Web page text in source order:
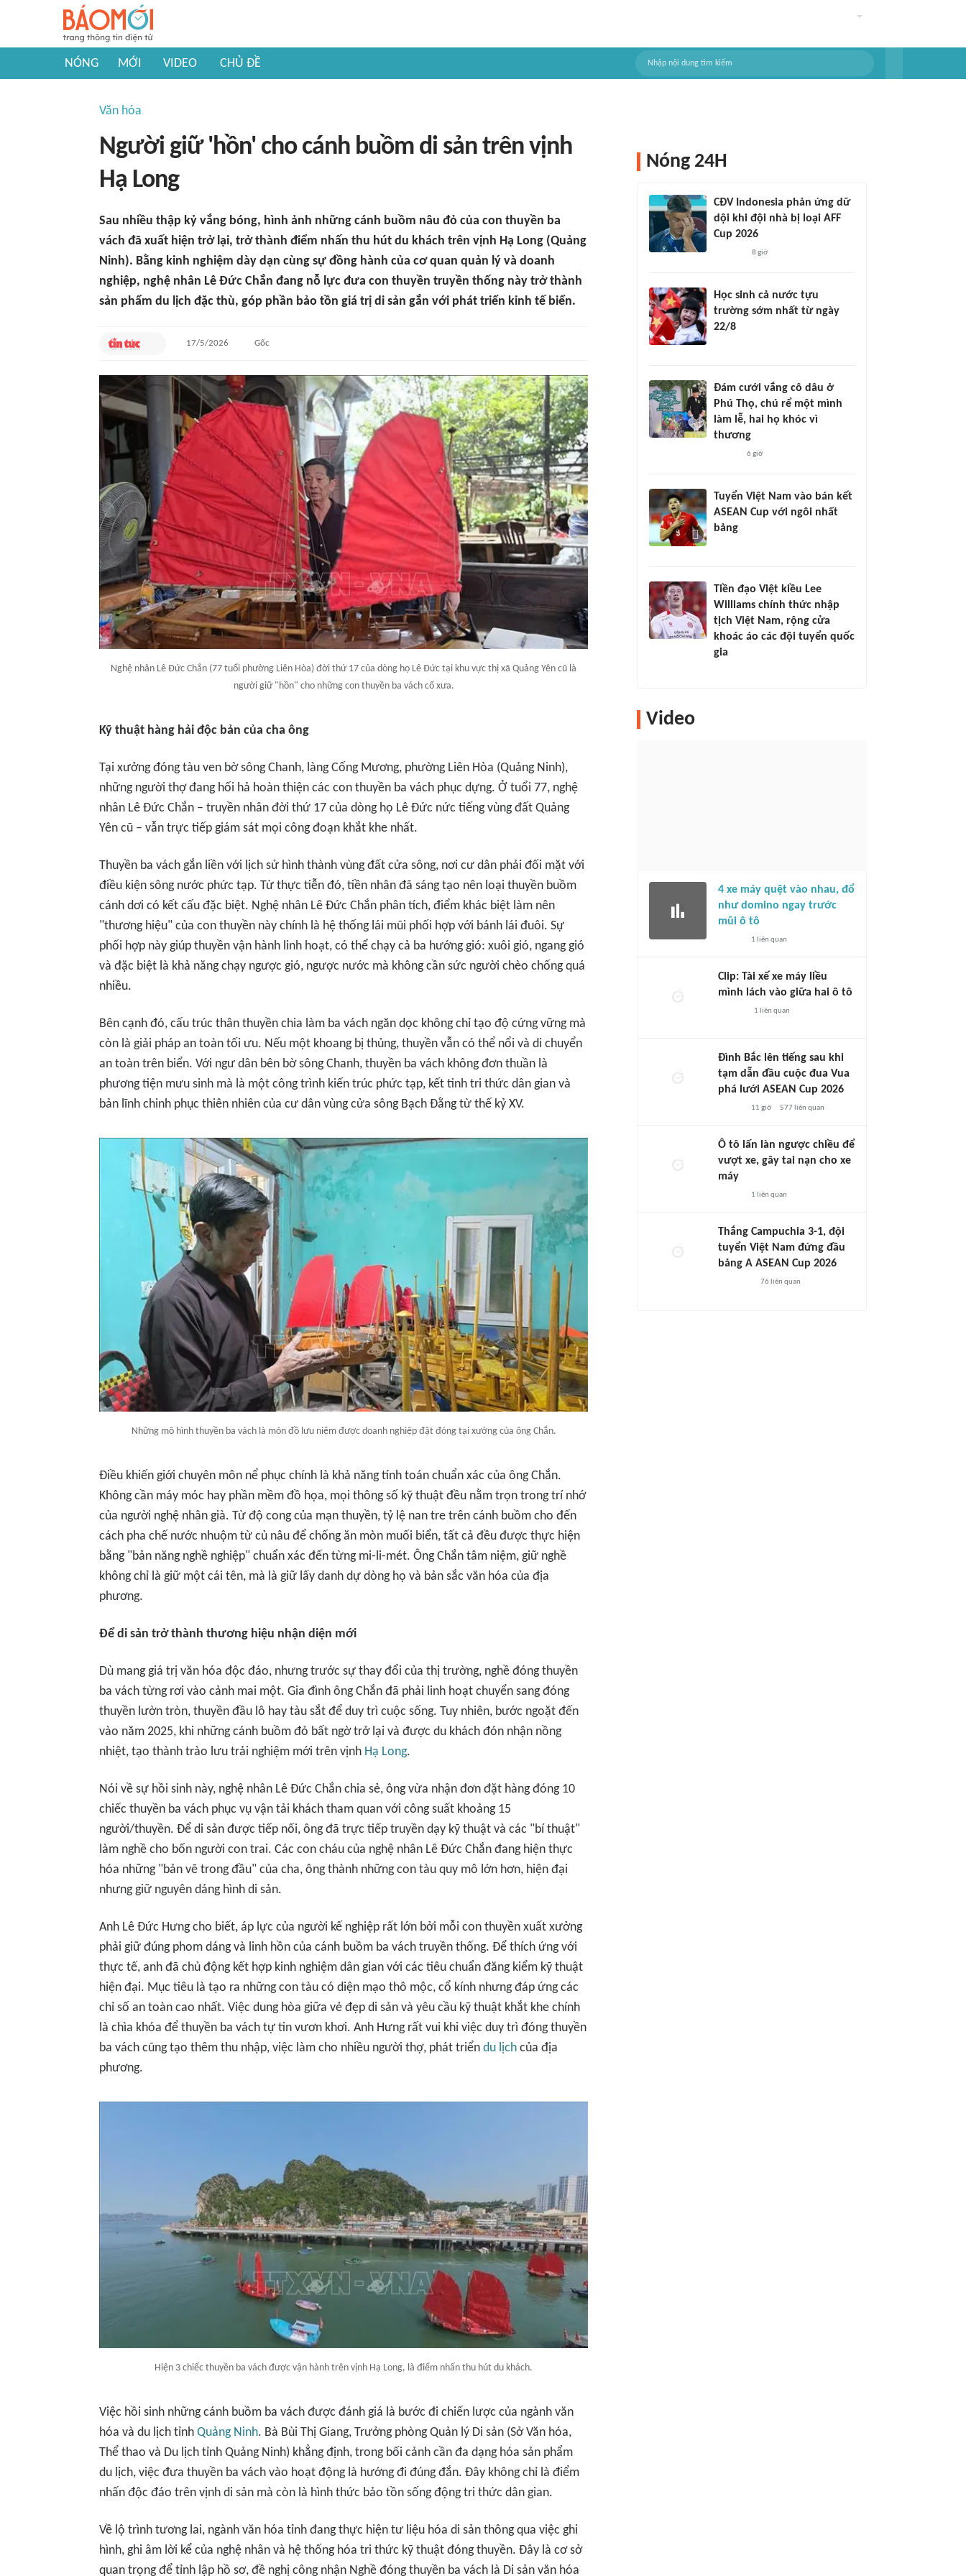
NÓNG MỚI VIDEO CHỦ ĐỀ
Văn hóa
Người giữ 'hồn' cho cánh buồm di sản trên vịnh
Hạ Long
Sau nhiều thập kỷ vắng bóng, hình ảnh những cánh buồm nâu đỏ của con thuyền ba
vách đã xuất hiện trở lại, trở thành điểm nhấn thu hút du khách trên vịnh Hạ Long (Quảng
Ninh). Bằng kinh nghiệm dày dạn cùng sự đồng hành của cơ quan quản lý và doanh
nghiệp, nghệ nhân Lê Đức Chắn đang nỗ lực đưa con thuyền truyền thống này trở thành
sản phẩm du lịch đặc thù, góp phần bảo tồn giá trị di sản gắn với phát triển kinh tế biển.
17/5/2026 Gốc
Nghệ nhân Lê Đức Chắn (77 tuổi phường Liên Hòa) đời thứ 17 của dòng họ Lê Đức tại khu vực thị xã Quảng Yên cũ là
người giữ "hồn" cho những con thuyền ba vách cổ xưa.
Kỹ thuật hàng hải độc bản của cha ông
Tại xưởng đóng tàu ven bờ sông Chanh, làng Cống Mương, phường Liên Hòa (Quảng Ninh),
những người thợ đang hối hả hoàn thiện các con thuyền ba vách phục dựng. Ở tuổi 77, nghệ
nhân Lê Đức Chắn – truyền nhân đời thứ 17 của dòng họ Lê Đức nức tiếng vùng đất Quảng
Yên cũ – vẫn trực tiếp giám sát mọi công đoạn khắt khe nhất.
Thuyền ba vách gắn liền với lịch sử hình thành vùng đất cửa sông, nơi cư dân phải đối mặt với
điều kiện sông nước phức tạp. Từ thực tiễn đó, tiền nhân đã sáng tạo nên loại thuyền buồm
cánh dơi có kết cấu đặc biệt. Nghệ nhân Lê Đức Chắn phân tích, điểm khác biệt làm nên
"thương hiệu" của con thuyền này chính là hệ thống lái mũi phối hợp với bánh lái đuôi. Sự
phối hợp này giúp thuyền vận hành linh hoạt, có thể chạy cả ba hướng gió: xuôi gió, ngang gió
và đặc biệt là khả năng chạy ngược gió, ngược nước mà không cần sức người chèo chống quá
nhiều.
Bên cạnh đó, cấu trúc thân thuyền chia làm ba vách ngăn dọc không chỉ tạo độ cứng vững mà
còn là giải pháp an toàn tối ưu. Nếu một khoang bị thủng, thuyền vẫn có thể nổi và di chuyển
an toàn trên biển. Với ngư dân bên bờ sông Chanh, thuyền ba vách không đơn thuần là
phương tiện mưu sinh mà là một công trình kiến trúc phức tạp, kết tinh tri thức dân gian và
bản lĩnh chinh phục thiên nhiên của cư dân vùng cửa sông Bạch Đằng từ thế kỷ XV.
Những mô hình thuyền ba vách là món đồ lưu niệm được doanh nghiệp đặt đóng tại xưởng của ông Chắn.
Điều khiến giới chuyên môn nể phục chính là khả năng tính toán chuẩn xác của ông Chắn.
Không cần máy móc hay phần mềm đồ họa, mọi thông số kỹ thuật đều nằm trọn trong trí nhớ
của người nghệ nhân già. Từ độ cong của mạn thuyền, tỷ lệ nan tre trên cánh buồm cho đến
cách pha chế nước nhuộm từ củ nâu để chống ăn mòn muối biển, tất cả đều được thực hiện
bằng "bản năng nghề nghiệp" chuẩn xác đến từng mi-li-mét. Ông Chắn tâm niệm, giữ nghề
không chỉ là giữ một cái tên, mà là giữ lấy danh dự dòng họ và bản sắc văn hóa của địa
phương.
Để di sản trở thành thương hiệu nhận diện mới
Dù mang giá trị văn hóa độc đáo, nhưng trước sự thay đổi của thị trường, nghề đóng thuyền
ba vách từng rơi vào cảnh mai một. Gia đình ông Chắn đã phải linh hoạt chuyển sang đóng
thuyền lườn tròn, thuyền đầu lô hay tàu sắt để duy trì cuộc sống. Tuy nhiên, bước ngoặt đến
vào năm 2025, khi những cánh buồm đỏ bất ngờ trở lại và được du khách đón nhận nồng
nhiệt, tạo thành trào lưu trải nghiệm mới trên vịnh Hạ Long.
Nói về sự hồi sinh này, nghệ nhân Lê Đức Chắn chia sẻ, ông vừa nhận đơn đặt hàng đóng 10
chiếc thuyền ba vách phục vụ vận tải khách tham quan với công suất khoảng 15
người/thuyền. Để di sản được tiếp nối, ông đã trực tiếp truyền dạy kỹ thuật và các "bí thuật"
làm nghề cho bốn người con trai. Các con cháu của nghệ nhân Lê Đức Chắn đang hiện thực
hóa những "bản vẽ trong đầu" của cha, ông thành những con tàu quy mô lớn hơn, hiện đại
nhưng giữ nguyên dáng hình di sản.
Anh Lê Đức Hưng cho biết, áp lực của người kế nghiệp rất lớn bởi mỗi con thuyền xuất xưởng
phải giữ đúng phom dáng và linh hồn của cánh buồm ba vách truyền thống. Để thích ứng với
thực tế, anh đã chủ động kết hợp kinh nghiệm dân gian với các tiêu chuẩn đăng kiểm kỹ thuật
hiện đại. Mục tiêu là tạo ra những con tàu có diện mạo thô mộc, cổ kính nhưng đáp ứng các
chỉ số an toàn cao nhất. Việc dung hòa giữa vẻ đẹp di sản và yêu cầu kỹ thuật khắt khe chính
là chìa khóa để thuyền ba vách tự tin vươn khơi. Anh Hưng rất vui khi việc duy trì đóng thuyền
ba vách cũng tạo thêm thu nhập, việc làm cho nhiều người thợ, phát triển du lịch của địa
phương.
Hiện 3 chiếc thuyền ba vách được vận hành trên vịnh Hạ Long, là điểm nhấn thu hút du khách.
Việc hồi sinh những cánh buồm ba vách được đánh giá là bước đi chiến lược của ngành văn
hóa và du lịch tỉnh Quảng Ninh. Bà Bùi Thị Giang, Trưởng phòng Quản lý Di sản (Sở Văn hóa,
Thể thao và Du lịch tỉnh Quảng Ninh) khẳng định, trong bối cảnh cần đa dạng hóa sản phẩm
du lịch, việc đưa thuyền ba vách vào hoạt động là hướng đi đúng đắn. Đây không chỉ là điểm
nhấn độc đáo trên vịnh di sản mà còn là hình thức bảo tồn sống động tri thức dân gian.
Về lộ trình tương lai, ngành văn hóa tỉnh đang thực hiện tư liệu hóa di sản thông qua việc ghi
hình, ghi âm lời kể của nghệ nhân và hệ thống hóa tri thức kỹ thuật đóng thuyền. Đây là cơ sở
quan trọng để tỉnh lập hồ sơ, đề nghị công nhận Nghề đóng thuyền ba vách là Di sản văn hóa
Nóng 24H
CĐV Indonesia phản ứng dữ
dội khi đội nhà bị loại AFF
Cup 2026
8 giờ
Học sinh cả nước tựu
trường sớm nhất từ ngày
22/8
Đám cưới vắng cô dâu ở
Phú Thọ, chú rể một mình
làm lễ, hai họ khóc vì
thương
6 giờ
Tuyển Việt Nam vào bán kết
ASEAN Cup với ngôi nhất
bảng
Tiền đạo Việt kiều Lee
Williams chính thức nhập
tịch Việt Nam, rộng cửa
khoác áo các đội tuyển quốc
gia
Video
4 xe máy quệt vào nhau, đổ
như domino ngay trước
mũi ô tô
1 liên quan
Clip: Tài xế xe máy liều
mình lách vào giữa hai ô tô
1 liên quan
Đình Bắc lên tiếng sau khi
tạm dẫn đầu cuộc đua Vua
phá lưới ASEAN Cup 2026
11 giờ 577liên quan
Ô tô lấn làn ngược chiều để
vượt xe, gây tai nạn cho xe
máy
1 liên quan
Thắng Campuchia 3-1, đội
tuyển Việt Nam đứng đầu
bảng A ASEAN Cup 2026
76 liên quan